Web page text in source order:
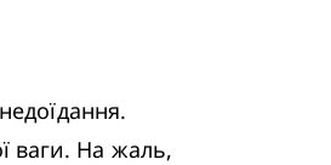
ваги. На жаль,